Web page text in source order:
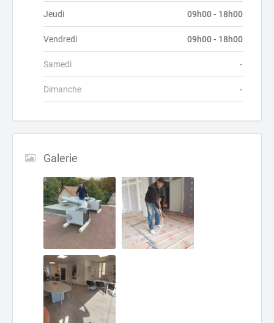
Jeudi 09h00 - 18h00
Vendredi 09h00 - 18h00
Samedi -
Dimanche -
Galerie